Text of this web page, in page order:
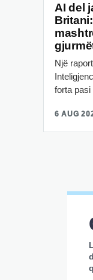
AI del
Një
forta
6 AUG